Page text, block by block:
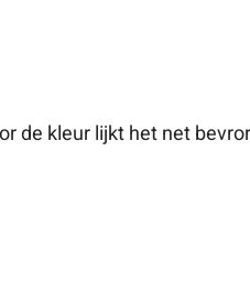
de kleur lijkt het net